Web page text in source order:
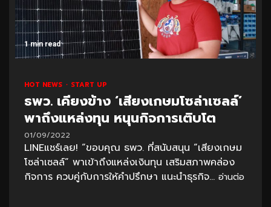
1 min read
HOT NEWS START UP
ธพว. เคียงข้าง ‘เสียงเกษมโซล่าเซลล์’
พาถึงแหล่งทุน หนุนกิจการเติบโต
01/09/2022
LINEแชร์เลย! “ขอบคุณ ธพว. ที่สนับสนุน “เสียงเกษม
โซล่าเซลล์” พาเข้าถึงแหล่งเงินทุน เสริมสภาพคล่อง
กิจการ ควบคู่กับการให้คำปรึกษา แนะนำธุรกิจ... อ่านต่อ